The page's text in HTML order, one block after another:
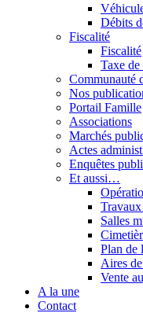
Débits
Fiscalité
Fiscalité
Taxe de
Communauté
Nos
Portail Famille
Associations
Marchés
Actes
Enquêtes
Et aussi…
Salles
Plan de
Aires
Vente
A la une
Contact